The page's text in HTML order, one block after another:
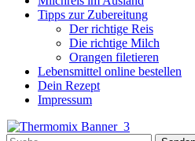
Tipps zur Zubereitung
Der richtige Reis
Die richtige Milch
Orangen filetieren
Lebensmittel online bestellen
Dein Rezept
Impressum